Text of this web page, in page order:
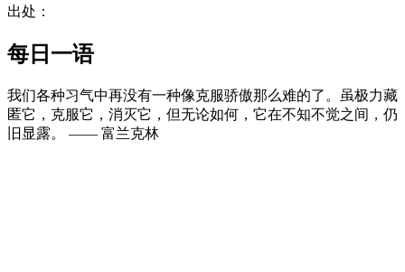
出处：
每日一语
我们各种习气中再没有一种像克服骄傲那么难的了。虽极力藏
匿它，克服它，消灭它，但无论如何，它在不知不觉之间，仍
旧显露。 —— 富兰克林